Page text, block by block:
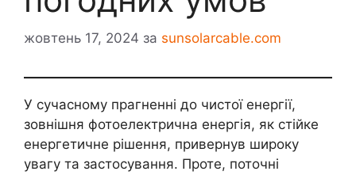
жовтень 17, 2024 за sunsolarcable.com
У сучасному прагненні до чистої енергії,
зовнішня фотоелектрична енергія, як стійке
енергетичне рішення, привернув широку
увагу та застосування. Проте, поточні